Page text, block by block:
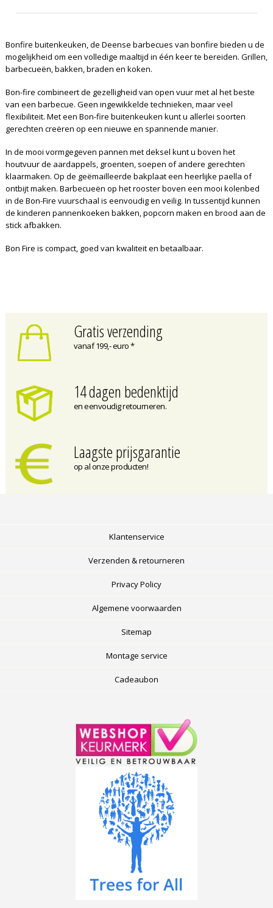
Bonfire buitenkeuken, de Deense barbecues van bonfire bieden u de
mogelijkheid om een volledige maaltijd in één keer te bereiden. Grillen,
barbecueën, bakken, braden en koken.
Bon-fire combineert de gezelligheid van open vuur met al het beste
van een barbecue. Geen ingewikkelde technieken, maar veel
flexibiliteit. Met een Bon-fire buitenkeuken kunt u allerlei soorten
gerechten creëren op een nieuwe en spannende manier.
In de mooi vormgegeven pannen met deksel kunt u boven het
houtvuur de aardappels, groenten, soepen of andere gerechten
klaarmaken. Op de geëmailleerde bakplaat een heerlijke paella of
ontbijt maken. Barbecueën op het rooster boven een mooi kolenbed
in de Bon-Fire vuurschaal is eenvoudig en veilig. In tussentijd kunnen
de kinderen pannenkoeken bakken, popcorn maken en brood aan de
stick afbakken.
Bon Fire is compact, goed van kwaliteit en betaalbaar.
Gratis verzending
vanaf 199,- euro *
14 dagen bedenktijd
en eenvoudig retourneren.
Laagste prijsgarantie
op al onze producten!
Klantenservice
Verzenden & retourneren
Privacy Policy
Algemene voorwaarden
Sitemap
Montage service
Cadeaubon